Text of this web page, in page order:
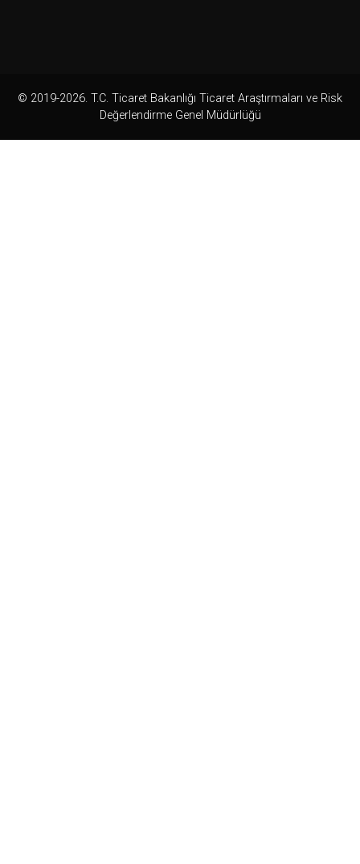
© 2019-2026. T.C. Ticaret Bakanlığı Ticaret Araştırmaları ve Risk
Değerlendirme Genel Müdürlüğü